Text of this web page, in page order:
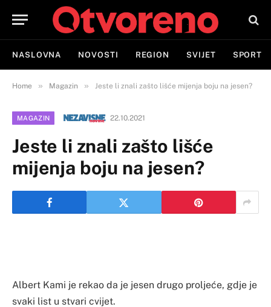
NASLOVNA NOVOSTI REGION SVIJET SPORT
Home » Magazin » Jeste li znali zašto lišće mijenja boju na jesen?
MAGAZIN 22.10.2021
Jeste li znali zašto lišće
mijenja boju na jesen?
Albert Kami je rekao da je jesen drugo proljeće, gdje je
svaki list u stvari cvijet.